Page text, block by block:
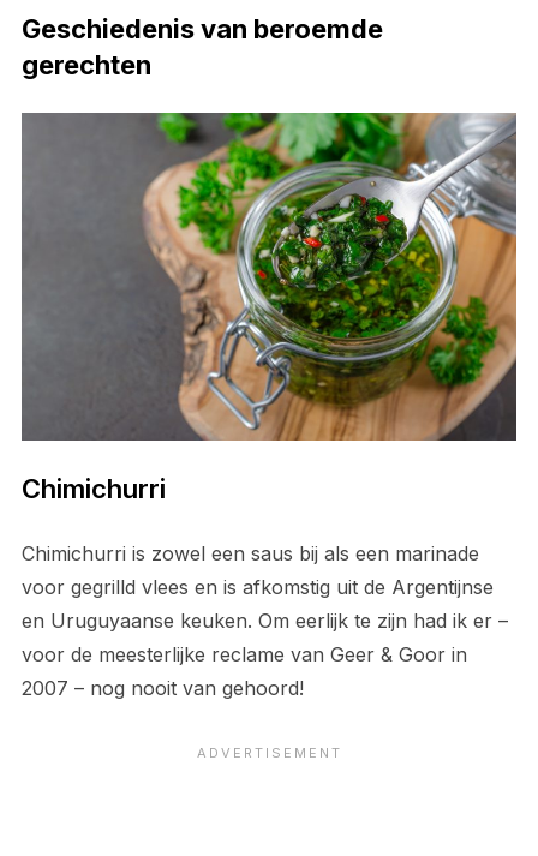
Geschiedenis van beroemde
gerechten
Chimichurri
Chimichurri is zowel een saus bij als een marinade
voor gegrilld vlees en is afkomstig uit de Argentijnse
en Uruguyaanse keuken. Om eerlijk te zijn had ik er –
voor de meesterlijke reclame van Geer & Goor in
2007 – nog nooit van gehoord!